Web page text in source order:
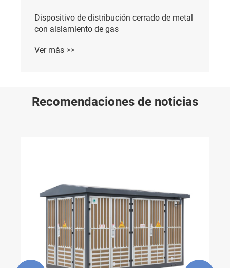
Dispositivo de distribución cerrado de metal
con aislamiento de gas
Ver más >>
Recomendaciones de noticias